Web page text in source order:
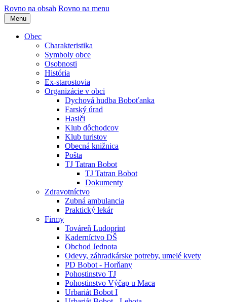
Rovno na obsah Rovno na menu
Menu
Obec
Charakteristika
Symboly obce
Osobnosti
História
Ex-starostovia
Organizácie v obci
Dychová hudba Boboťanka
Farský úrad
Hasiči
Klub dôchodcov
Klub turistov
Obecná knižnica
Pošta
TJ Tatran Bobot
TJ Tatran Bobot
Dokumenty
Zdravotníctvo
Zubná ambulancia
Praktický lekár
Firmy
Továreň Ludoprint
Kaderníctvo DŠ
Obchod Jednota
Odevy, záhradkárske potreby, umelé kvety
PD Bobot - Horňany
Pohostinstvo TJ
Pohostinstvo Výčap u Maca
Urbariát Bobot I